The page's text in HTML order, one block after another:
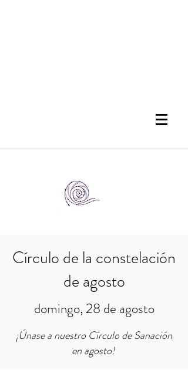
Círculo de la constelación
de agosto
domingo, 28 de agosto
¡Únase a nuestro Círculo de Sanación
en agosto!